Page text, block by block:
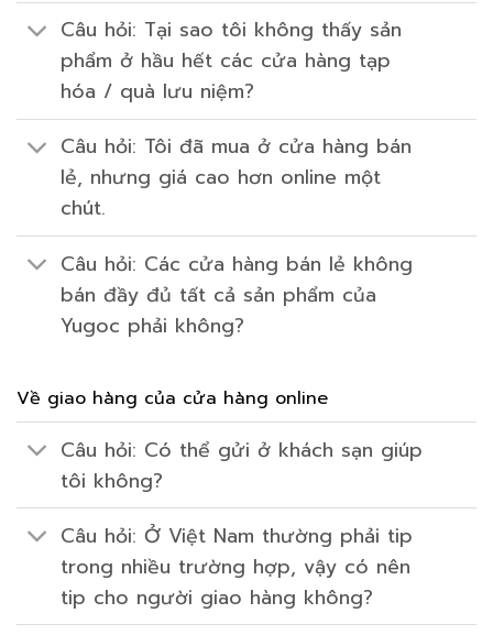
Câu hỏi: Tại sao tôi không thấy sản
phẩm ở hầu hết các cửa hàng tạp
hóa / quà lưu niệm?
Câu hỏi: Tôi đã mua ở cửa hàng bán
lẻ, nhưng giá cao hơn online một
chút.
Câu hỏi: Các cửa hàng bán lẻ không
bán đầy đủ tất cả sản phẩm của
Yugoc phải không?
Về giao hàng của cửa hàng online
Câu hỏi: Có thể gửi ở khách sạn giúp
tôi không?
Câu hỏi: Ở Việt Nam thường phải tip
trong nhiều trường hợp, vậy có nên
tip cho người giao hàng không?